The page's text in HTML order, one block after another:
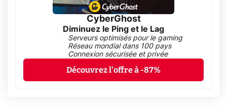
CyberGhost
Diminuez le Ping et le Lag
Serveurs optimisés pour le gaming
Réseau mondial dans 100 pays
Connexion sécurisée et privée
Découvrez l'offre à -87%